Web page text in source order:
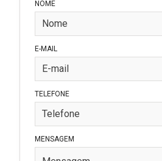
NOME
E-MAIL
TELEFONE
MENSAGEM